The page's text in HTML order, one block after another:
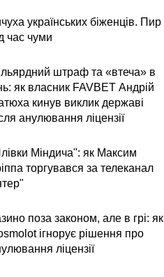
українських біженців. Пир
час чуми
штраф та «втеча» в
як власник FAVBET Андрій
кинув виклик державі
анулювання ліцензії
Міндича": як Максим
торгувався за телеканал
поза законом, але в грі: як
ігнорує рішення про
ліцензії